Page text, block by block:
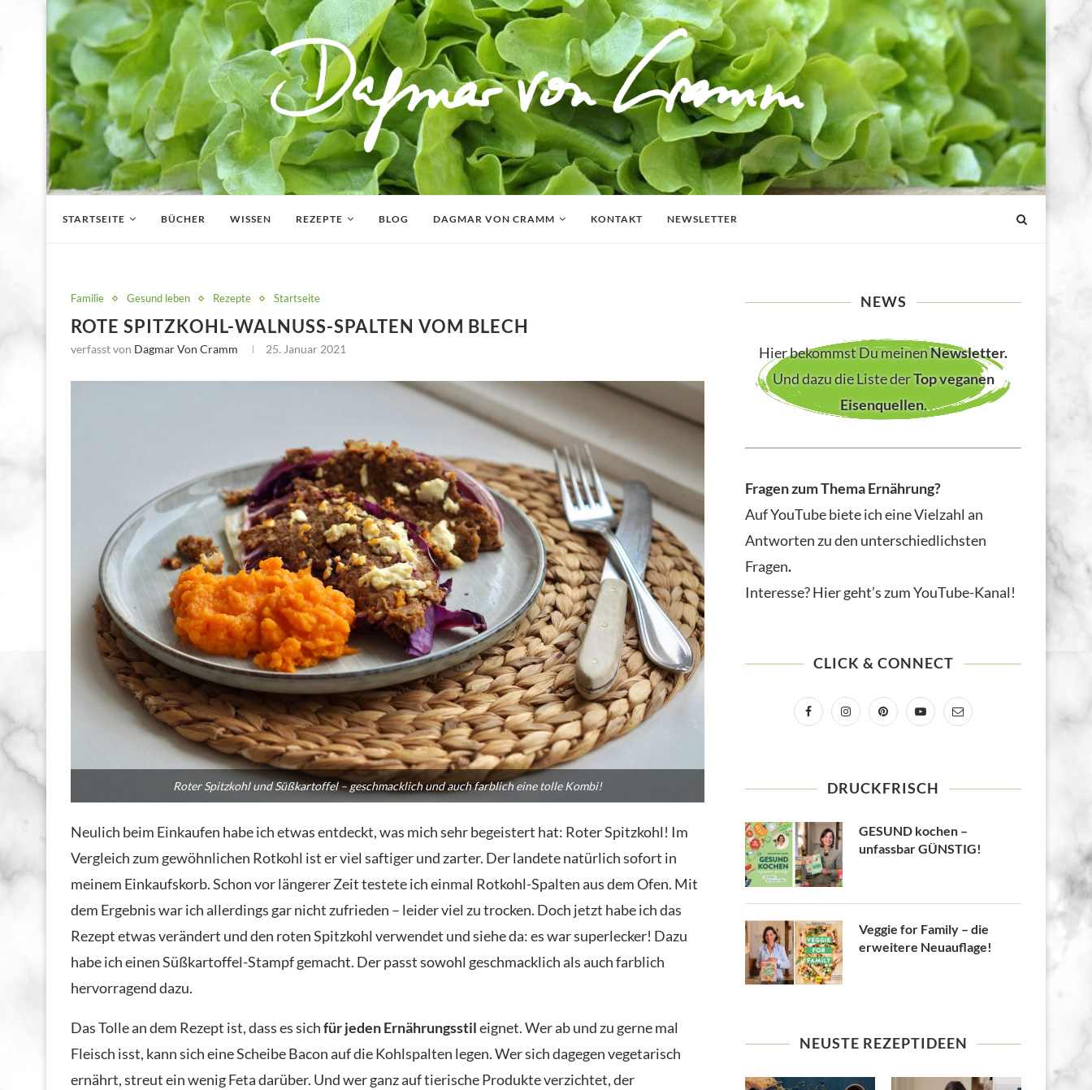
STARTSEITE BÜCHER WISSEN REZEPTE BLOG DAGMAR VON CRAMM KONTAKT NEWSLETTER
Familie Gesund leben Rezepte Startseite
ROTE SPITZKOHL-WALNUSS-SPALTEN VOM BLECH
verfasst von Dagmar Von Cramm 25. Januar 2021
Roter Spitzkohl und Süßkartoffel – geschmacklich und auch farblich eine tolle Kombi!
Neulich beim Einkaufen habe ich etwas entdeckt, was mich sehr begeistert hat: Roter Spitzkohl! Im
Vergleich zum gewöhnlichen Rotkohl ist er viel saftiger und zarter. Der landete natürlich sofort in
meinem Einkaufskorb. Schon vor längerer Zeit testete ich einmal Rotkohl-Spalten aus dem Ofen. Mit
dem Ergebnis war ich allerdings gar nicht zufrieden – leider viel zu trocken. Doch jetzt habe ich das
Rezept etwas verändert und den roten Spitzkohl verwendet und siehe da: es war superlecker! Dazu
habe ich einen Süßkartoffel-Stampf gemacht. Der passt sowohl geschmacklich als auch farblich
hervorragend dazu.
Das Tolle an dem Rezept ist, dass es sichfür jeden Ernährungsstileignet. Wer ab und zu gerne mal
Fleisch isst, kann sich eine Scheibe Bacon auf die Kohlspalten legen. Wer sich dagegen vegetarisch
ernährt, streut ein wenig Feta darüber. Und wer ganz auf tierische Produkte verzichtet, der
NEWS
Hier bekommst Du meinenNewsletter.
Und dazu die Liste derTop veganen
Eisenquellen.
Fragen zum Thema Ernährung?
Auf YouTube biete ich eine Vielzahl an
Antworten zu den unterschiedlichsten
Fragen.
Interesse? Hier geht’s zum YouTube-Kanal!
CLICK & CONNECT
DRUCKFRISCH
GESUND kochen –
unfassbar GÜNSTIG!
Veggie for Family – die
erweitere Neuauflage!
NEUSTE REZEPTIDEEN